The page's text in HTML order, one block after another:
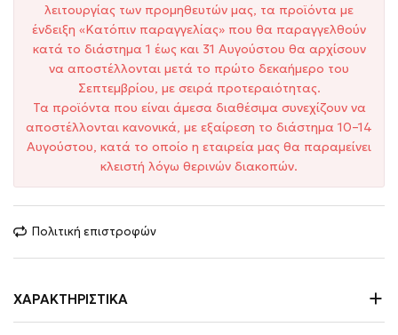
λειτουργίας των προμηθευτών μας, τα προϊόντα με
ένδειξη «Κατόπιν παραγγελίας» που θα παραγγελθούν
κατά το διάστημα 1 έως και 31 Αυγούστου θα αρχίσουν
να αποστέλλονται μετά το πρώτο δεκαήμερο του
Σεπτεμβρίου, με σειρά προτεραιότητας.
Τα προϊόντα που είναι άμεσα διαθέσιμα συνεχίζουν να
αποστέλλονται κανονικά, με εξαίρεση το διάστημα 10–14
Αυγούστου, κατά το οποίο η εταιρεία μας θα παραμείνει
κλειστή λόγω θερινών διακοπών.
Πολιτική επιστροφών
ΧΑΡΑΚΤΗΡΙΣΤΙΚΆ